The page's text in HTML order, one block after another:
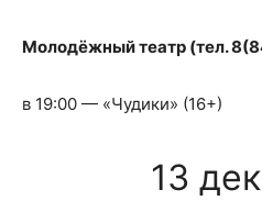
Молодёжный театр (тел.
в 19:00 — «Чудики» (16+)
13